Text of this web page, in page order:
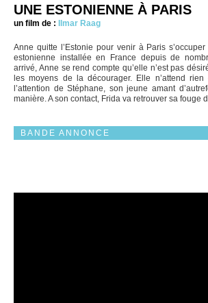
UNE ESTONIENNE À PARIS
un film de : Ilmar Raag
Anne quitte l’Estonie pour venir à Paris
estonienne installée en France depuis de
arrivé, Anne se rend compte qu’elle n’est pas
les moyens de la décourager. Elle n’attend
l’attention de Stéphane, son jeune amant
manière. A son contact, Frida va retrouver sa fouge
BANDE ANNONCE